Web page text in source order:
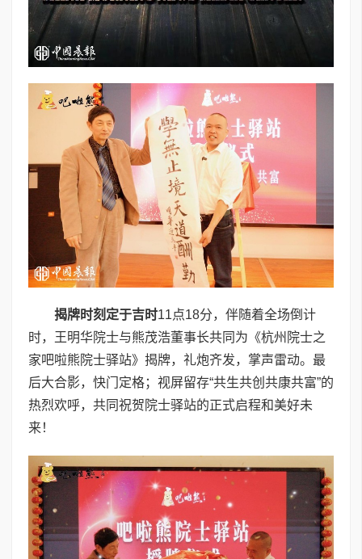
揭牌时刻 定于吉时11点18分，伴随着全场倒计
时，王明华院士与熊茂浩董事长共同为《杭州院士之
家吧啦熊院士驿站》揭牌，礼炮齐发，掌声雷动。最
后大合影，快门定格；视屏留存“共生共创共康共富”的
热烈欢呼，共同祝贺院士驿站的正式启程和美好未
来！